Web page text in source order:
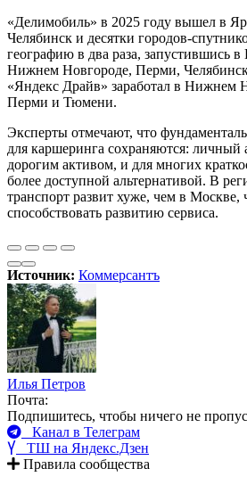
«Делимобиль» в 2025 году вышел в
Челябинск и десятки городов-
географию в два раза, запустившись
Нижнем Новгороде, Перми,
«Яндекс Драйв» заработал в Нижнем
Перми и Тюмени.
Эксперты отмечают, что
для каршеринга сохраняются: личный
дорогим активом, и для многих
более доступной альтернативой. В
транспорт развит хуже, чем в Москве,
способствовать развитию сервиса.
Источник: Коммерсантъ
Илья Петров
Почта:
Подпишитесь, чтобы ничего не
Канал в Телеграм
ТШ на Яндекс.Дзен
Правила сообщества